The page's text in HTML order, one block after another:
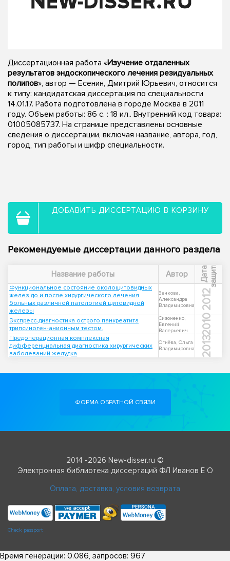
Диссертационная работа «Изучение отдаленных
результатов эндоскопического лечения резидуальных
полипов», автор — Есенин, Дмитрий Юрьевич, относится
к типу: кандидатская диссертация по специальности
14.01.17. Работа подготовлена в городе Москва в 2011
году. Объем работы: 86 с. : 18 ил.. Внутренний код товара:
01005085737. На странице представлены основные
сведения о диссертации, включая название, автора, год,
город, тип работы и шифр специальности.
ДОБАВИТЬ ДИССЕРТАЦИЮ В КОРЗИНУ
Рекомендуемые диссертации данного раздела
Название работы Автор Д
а
т
а
з
а
щ
и
т ы
Функциональное состояние околощитовидных
желез до и после хирургического лечения
больных различной патологией щитовидной
железы
Зенкова,
Александра
Владимировна
2012
Экспресс-диагностика острого панкреатита
трипсиноген-анионным тестом.
Сизоненко,
Евгений
Валерьевич
2010
Предоперационная комплексная
дифференциальная диагностика хирургических
заболеваний желудка
Огнёва, Ольга
Владимировна
2013
ФОРМА ОБРАТНОЙ СВЯЗИ
2014 -2026 New-disser.ru ©
Электронная библиотека диссертаций ФЛ Иванов Е О
Оплата, доставка, условия возврата
Check passport
Время генерации: 0.086, запросов: 967